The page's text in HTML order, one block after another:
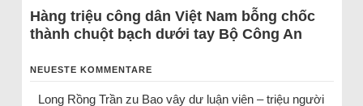
Hàng triệu công dân Việt Nam bỗng chốc
thành chuột bạch dưới tay Bộ Công An
NEUESTE KOMMENTARE
Long Rồng Trầnzu Bao vây dư luận viên – triệu người